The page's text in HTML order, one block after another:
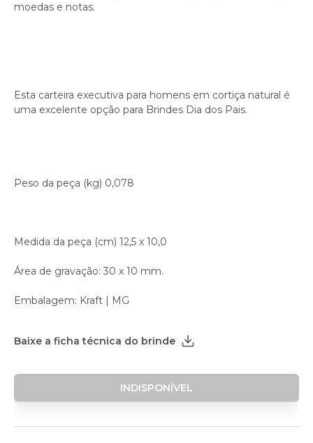
moedas e notas.
Esta carteira executiva para homens em cortiça natural é
uma excelente opção para Brindes Dia dos Pais.
Peso da peça (kg) 0,078
Medida da peça (cm) 12,5 x 10,0
Área de gravação: 30 x 10 mm.
Embalagem: Kraft | MG
Baixe a ficha técnica do brinde
INDISPONÍVEL